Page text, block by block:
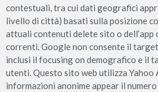
contestuali, tra cui dati geografici
livello di città) basati sulla posizione
attuali contenuti delete sito o dell’app
correnti. Google non consente il
inclusi il focusing on demografico e il
utenti. Questo sito web utilizza
informazioni anonime appear il